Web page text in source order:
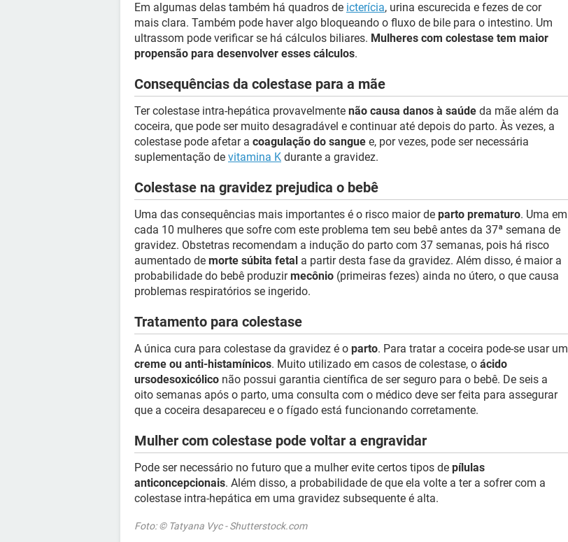
Em algumas delas também há quadros de icterícia, urina escurecida e fezes de cor
mais clara. Também pode haver algo bloqueando o fluxo de bile para o intestino. Um
ultrassom pode verificar se há cálculos biliares. Mulheres com colestase tem maior
propensão para desenvolver esses cálculos.
Consequências da colestase para a mãe
Ter colestase intra-hepática provavelmente não causa danos à saúde da mãe além da
coceira, que pode ser muito desagradável e continuar até depois do parto. Às vezes, a
colestase pode afetar a coagulação do sangue e, por vezes, pode ser necessária
suplementação de vitamina K durante a gravidez.
Colestase na gravidez prejudica o bebê
Uma das consequências mais importantes é o risco maior de parto prematuro. Uma em
cada 10 mulheres que sofre com este problema tem seu bebê antes da 37ª semana de
gravidez. Obstetras recomendam a indução do parto com 37 semanas, pois há risco
aumentado de morte súbita fetal a partir desta fase da gravidez. Além disso, é maior a
probabilidade do bebê produzirmecônio (primeiras fezes) ainda no útero, o que causa
problemas respiratórios se ingerido.
Tratamento para colestase
A única cura para colestase da gravidez é o parto. Para tratar a coceira pode-se usar um
creme ou anti-histamínicos. Muito utilizado em casos de colestase, o ácido
ursodesoxicólico não possui garantia científica de ser seguro para o bebê. De seis a
oito semanas após o parto, uma consulta com o médico deve ser feita para assegurar
que a coceira desapareceu e o fígado está funcionando corretamente.
Mulher com colestase pode voltar a engravidar
Pode ser necessário no futuro que a mulher evite certos tipos de pílulas
anticoncepcionais. Além disso, a probabilidade de que ela volte a ter a sofrer com a
colestase intra-hepática em uma gravidez subsequente é alta.
Foto: © Tatyana Vyc - Shutterstock.com